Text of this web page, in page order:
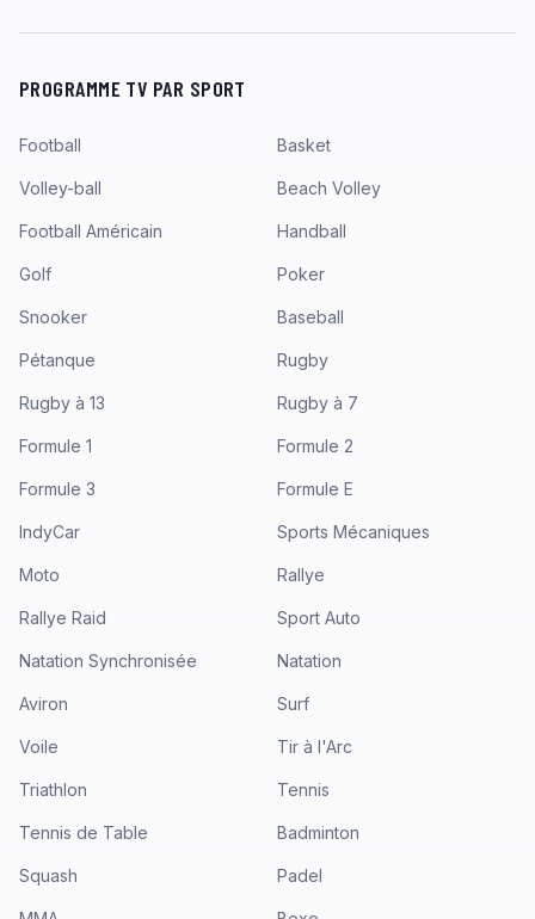
PROGRAMME TV PAR SPORT
Football Basket
Volley-ball Beach Volley
Football Américain Handball
Golf Poker
Snooker Baseball
Pétanque Rugby
Rugby à 13 Rugby à 7
Formule 1 Formule 2
Formule 3 Formule E
IndyCar Sports Mécaniques
Moto Rallye
Rallye Raid Sport Auto
Natation Synchronisée Natation
Aviron Surf
Voile Tir à l'Arc
Triathlon Tennis
Tennis de Table Badminton
Squash Padel